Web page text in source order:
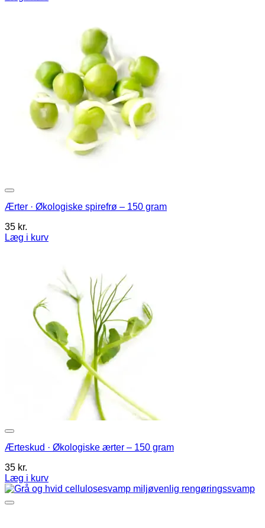
Mulighederne
vælges
varesiden
Ærter · Økologiske spirefrø – 150 gram
35 kr.
Læg i kurv
Ærteskud · Økologiske ærter – 150 gram
35 kr.
Læg i kurv